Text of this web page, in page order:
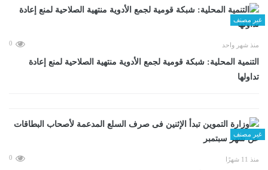
غير مصنف
منذ شهر واحد 0
التنمية المحلية: شبكة قومية لجمع الأدوية منتهية الصلاحية لمنع إعادة
تداولها
غير مصنف
منذ 11 شهرًا 0